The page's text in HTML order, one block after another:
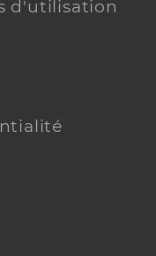
d'utilisation